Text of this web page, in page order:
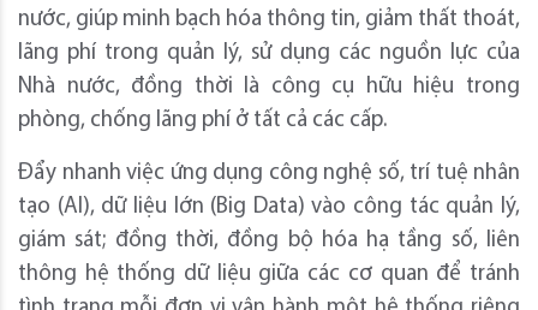
nước, giúp minh bạch hóa thông tin, giảm thất thoát,
lãng phí trong quản lý, sử dụng các nguồn lực của
Nhà nước, đồng thời là công cụ hữu hiệu trong
phòng, chống lãng phí ở tất cả các cấp.
Đẩy nhanh việc ứng dụng công nghệ số, trí tuệ nhân
tạo (AI), dữ liệu lớn (Big Data) vào công tác quản lý,
giám sát; đồng thời, đồng bộ hóa hạ tầng số, liên
thông hệ thống dữ liệu giữa các cơ quan để tránh